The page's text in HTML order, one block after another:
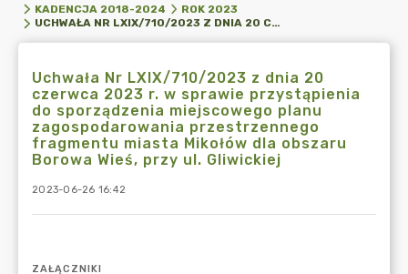
KADENCJA 2018-2024
ROK 2023
UCHWAŁA NR LXIX/710/2023 Z DNIA 20 CZERWCA 2023 R. W SPRAWIE PRZYSTĄPIENIA DO SPORZĄDZENIA MIEJSCOWEGO PLANU ZAGOSPODAROWANIA PRZESTRZENNEGO FRAGMENTU MIASTA MIKOŁÓW DLA OBSZARU BOROWA WIEŚ, PRZY UL. GLIWICKIEJ
Uchwała Nr LXIX/710/2023 z dnia 20
czerwca 2023 r. w sprawie przystąpienia
do sporządzenia miejscowego planu
zagospodarowania przestrzennego
fragmentu miasta Mikołów dla obszaru
Borowa Wieś, przy ul. Gliwickiej
2023-06-26 16:42
ZAŁĄCZNIKI